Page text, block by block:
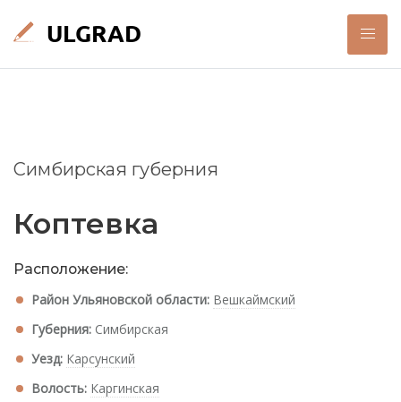
Симбирская губерния
Коптевка
Расположение:
Район Ульяновской области: Вешкаймский
Губерния: Симбирская
Уезд: Карсунский
Волость: Каргинская